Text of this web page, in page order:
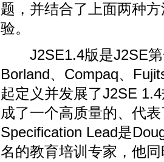
题，并结合了上面两种
验。
J2SE1.4版是J2SE第
Borland、Compaq、
起定义并发展了J2SE
成了一个高质量的、代
Specification Lead是
名的教育培训专家，他